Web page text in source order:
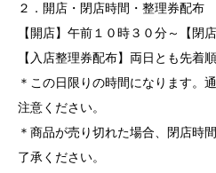
２．開店・閉店時間・整理券配布
【開店】午前１０時３０分～【閉
【入店整理券配布】両日とも先着
＊この日限りの時間になります。
注意ください。
＊商品が売り切れた場合、閉店時
了承ください。